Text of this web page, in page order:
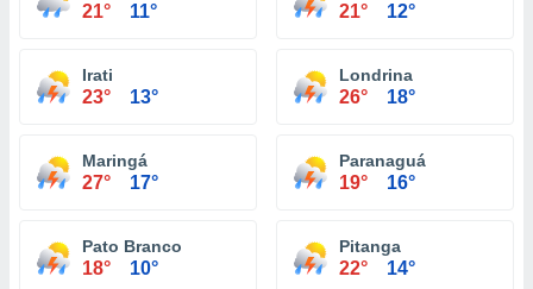
21° 11° 21° 12°
Irati
23° 13°
Londrina
26° 18°
Maringá
27° 17°
Paranaguá
19° 16°
Pato Branco
18° 10°
Pitanga
22° 14°